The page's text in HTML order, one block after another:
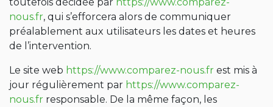
nous.fr, qui s’efforcera alors de communiquer
préalablement aux utilisateurs les dates et heures
de l’intervention.
Le site web https://www.comparez-nous.fr est mis à
jour régulièrement par https://www.comparez-
nous.fr responsable. De la même façon, les